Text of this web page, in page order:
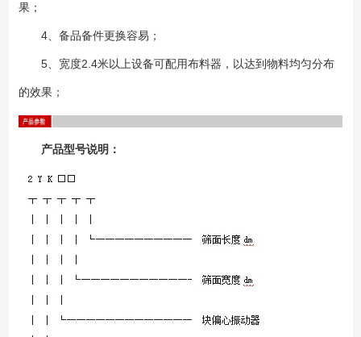
果；
4、备品备件更换容易；
5、宽度2.4米以上设备可配用布料器，以达到物料均匀分布
的效果；
产品型号说明：